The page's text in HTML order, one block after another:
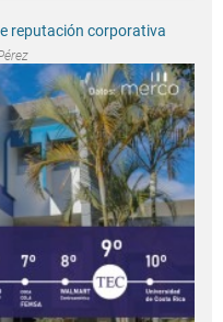
reputación corporativa